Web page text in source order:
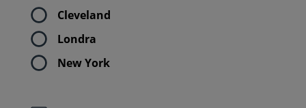
Cleveland
Londra
New York